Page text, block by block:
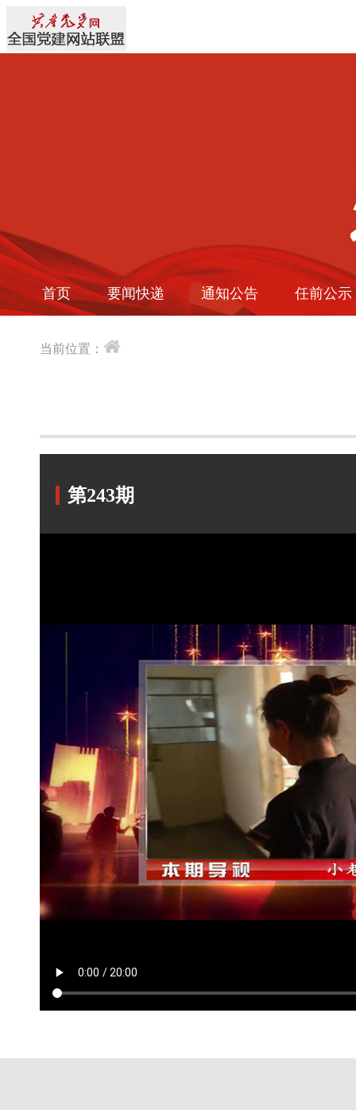
首页 要闻快递 通知公告 任前公示
当前位置：
第243期